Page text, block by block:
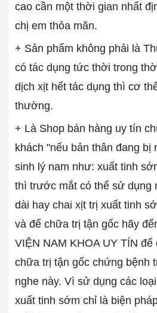
cao cần một thời gian nhất
chị em thỏa mãn.
+ Sản phẩm không phải là
có tác dụng tức thời trong
dịch xịt hết tác dụng thì cơ
thường.
+ Là Shop bán hàng uy tín
khách "nếu bản thân đang bị
sinh lý nam như: xuất tinh
thì trước mắt có thể sử dụng
dài hay chai xịt trị xuất tinh
và để chữa trị tận gốc hãy
VIỆN NAM KHOA UY TÍN
chữa trị tận gốc chứng bệnh
nghe này. Vì sử dụng các
xuất tinh sớm chỉ là biện